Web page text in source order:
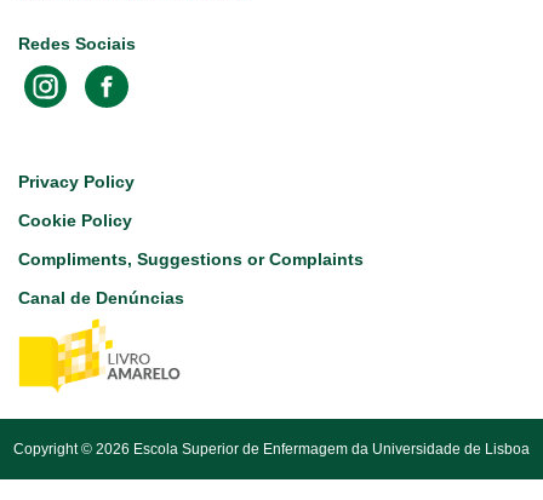
Redes Sociais
Footer
Privacy Policy
Cookie Policy
Compliments, Suggestions or Complaints
Canal de Denúncias
Copyright © 2026 Escola Superior de Enfermagem da Universidade de Lisboa